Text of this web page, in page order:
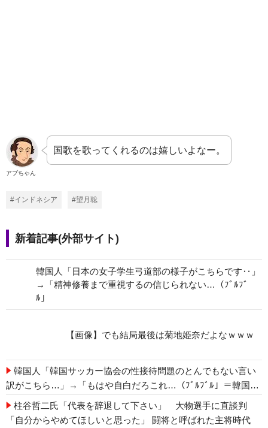
アブちゃん
国歌を歌ってくれるのは嬉しいよなー。
#インドネシア #望月聡
新着記事(外部サイト)
韓国人「日本の女子学生弓道部の様子がこちらです‥」
→「精神修養まで重視するの信じられない…（ﾌﾞﾙﾌﾞ
ﾙ」
【画像】でも結局最後は菊地姫奈だよなｗｗｗ
韓国人「韓国サッカー協会の性接待問題のとんでもない言い
訳がこちら…」→「もはや自白だろこれ…（ﾌﾞﾙﾌﾞﾙ」＝韓国の
反応
柱谷哲二氏「代表を辞退して下さい」 大物選手に直談判
「自分からやめてほしいと思った」 闘将と呼ばれた主将時代